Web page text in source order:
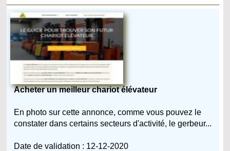
Acheter un meilleur chariot élévateur
En photo sur cette annonce, comme vous pouvez le
constater dans certains secteurs d'activité, le gerbeur...
Date de validation : 12-12-2020